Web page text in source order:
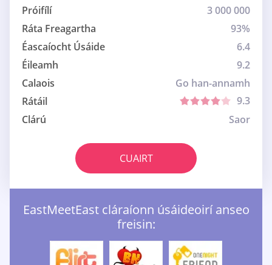
Próifílí
3 000 000
Ráta Freagartha
93%
Éascaíocht Úsáide
6.4
Éileamh
9.2
Calaois
Go han-annamh
Rátáil
9.3
Clárú
Saor
CUAIRT
EastMeetEast cláraíonn úsáideoirí anseo
freisin: